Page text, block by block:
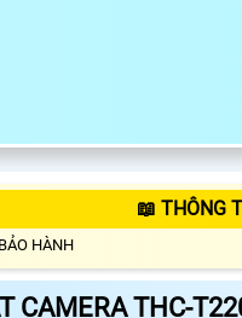
📖 THÔNG
HÀNH
CAMERA THC-